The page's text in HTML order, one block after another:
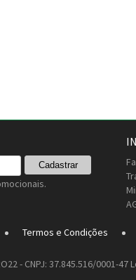
Termos e Condições
- CNPJ: 37.845.516/0001-